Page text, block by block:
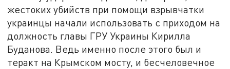
жестоких убийств при помощи взрывчатки
украинцы начали использовать с приходом на
должность главы ГРУ Украины Кирилла
Буданова. Ведь именно после этого был и
теракт на Крымском мосту, и бесчеловечное